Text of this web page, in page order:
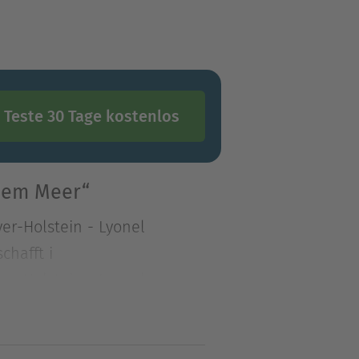
Teste 30 Tage kostenlos
Meer“
Holstein - Lyonel
i
in Lüttenort auf